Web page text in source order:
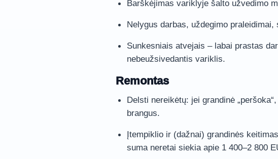
Barškėjimas variklyje šalto užvedimo
Nelygus darbas, uždegimo praleidimai,
Sunkesniais atvejais – labai prastas
nebeužsivedantis variklis.
Remontas
Delsti nereikėtų: jei grandinė
brangus.
Įtempiklio ir (dažnai) grandinės
suma neretai siekia apie 1 400–2 800